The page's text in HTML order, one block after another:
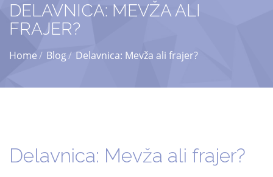
DELAVNICA: MEVŽA ALI
FRAJER?
Home Blog Delavnica: Mevža ali frajer?
Delavnica: Mevža ali frajer?